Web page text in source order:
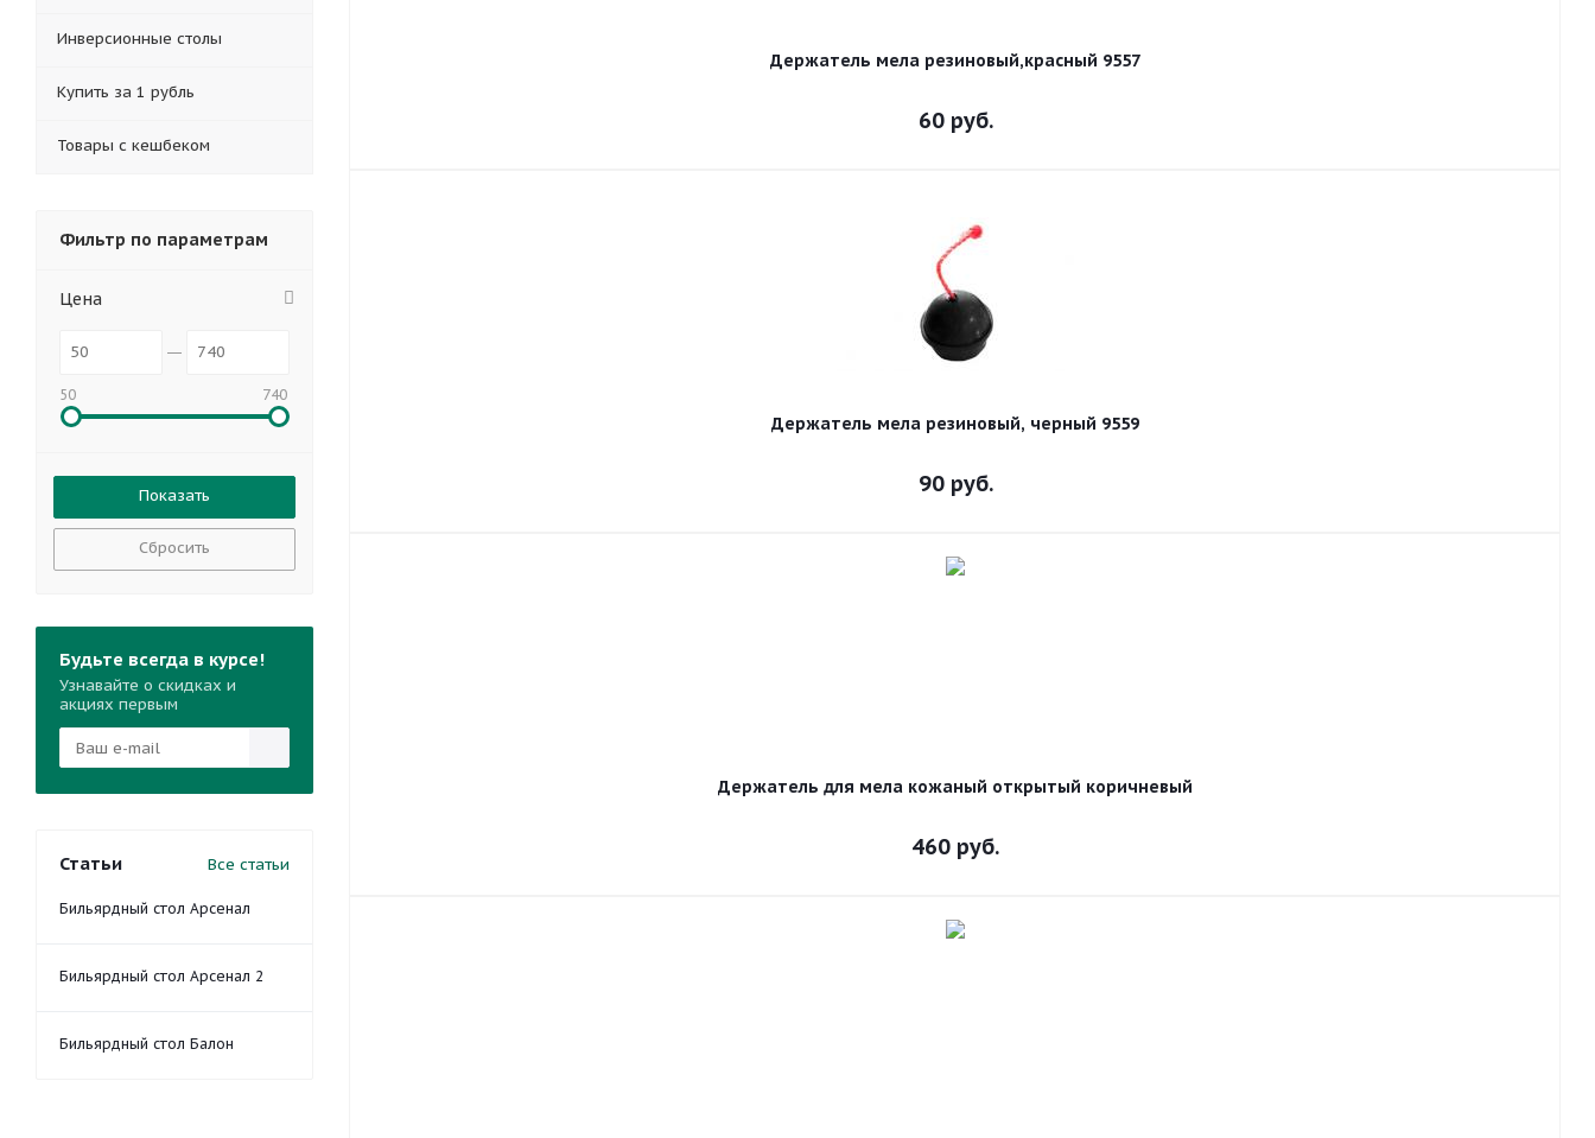
Держатель мела резиновый,красный 9557
60руб.
Держатель мела резиновый, черный 9559
90руб.
Держатель для мела кожаный открытый коричневый
460 руб.
Инверсионные столы
Купить за 1 рубль
Товары с кешбеком
Фильтр по параметрам
Цена
50 740
Сбросить
Будьте всегда в курсе!
Узнавайте о скидках и
акциях первым
Статьи Все статьи
Бильярдный стол Арсенал
Бильярдный стол Арсенал 2
Бильярдный стол Балон